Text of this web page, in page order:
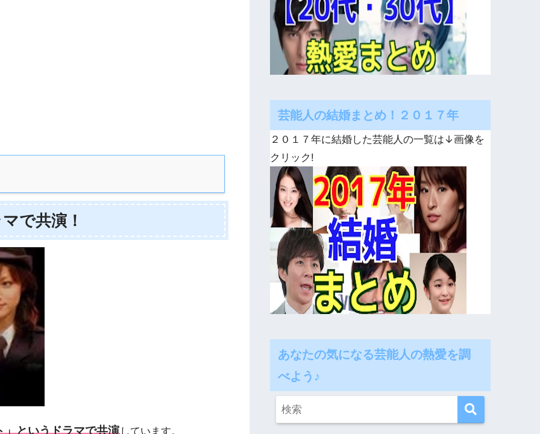
で共演！
」というドラマで共演しています。
芸能人の結婚まとめ！２０１７年
２０１７年に結婚した芸能人の一覧は↓画像を
クリック!
あなたの気になる芸能人の熱愛を調
べよう♪